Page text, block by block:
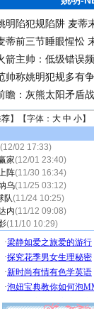
明陷犯规陷阱 麦蒂
蒂前三节睡眼惺忪
箭主帅：低级错误
帅称姚明犯规多有
瞻：灰熊太阳矛盾
】【字体： 大 中 小】
(12/02 17:33)
家(12/01 23:40)
阵(11/30 16:34)
乌(11/25 03:12)
队(11/24 10:25)
内(11/12 09:08)
(11/10 10:29)